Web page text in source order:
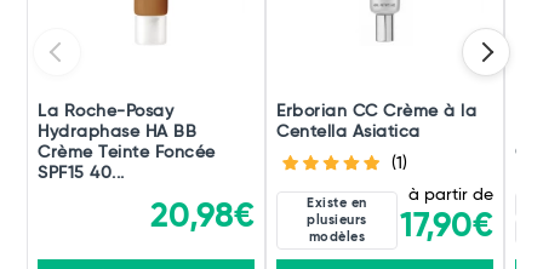
La Roche-Posay
Hydraphase HA BB
Crème Teinte Foncée
SPF15 40...
20,98€
Erborian CC Crème à la
Centella Asiatica
(1)
Existe en
plusieurs
modèles
à partir de
17,90€